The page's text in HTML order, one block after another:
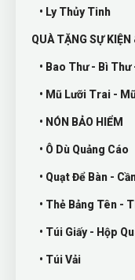
• Ly Thủy Tinh
QUÀ TẶNG SỰ KIỆN
• Bao Thư - Bì
• Mũ Lưỡi Trai -
• NÓN BẢO HIỂM
• Ô Dù Quảng Cáo
• Quạt Để Bàn -
• Thẻ Bảng Tên -
• Túi Giấy - Hộp
• Túi Vải